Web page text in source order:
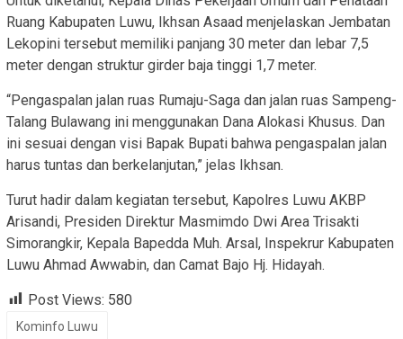
Ruang Kabupaten Luwu, Ikhsan Asaad menjelaskan Jembatan
Lekopini tersebut memiliki panjang 30 meter dan lebar 7,5
meter dengan struktur girder baja tinggi 1,7 meter.
“Pengaspalan jalan ruas Rumaju-Saga dan jalan ruas Sampeng-
Talang Bulawang ini menggunakan Dana Alokasi Khusus. Dan
ini sesuai dengan visi Bapak Bupati bahwa pengaspalan jalan
harus tuntas dan berkelanjutan,” jelas Ikhsan.
Turut hadir dalam kegiatan tersebut, Kapolres Luwu AKBP
Arisandi, Presiden Direktur Masmimdo Dwi Area Trisakti
Simorangkir, Kepala Bapedda Muh. Arsal, Inspekrur Kabupaten
Luwu Ahmad Awwabin, dan Camat Bajo Hj. Hidayah.
Post Views: 580
Kominfo Luwu